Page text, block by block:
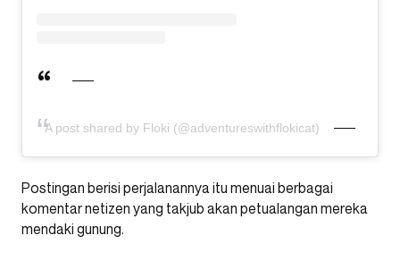
A post shared by Floki (@adventureswithflokicat)
Postingan berisi perjalanannya itu menuai berbagai
komentar netizen yang takjub akan petualangan mereka
mendaki gunung.